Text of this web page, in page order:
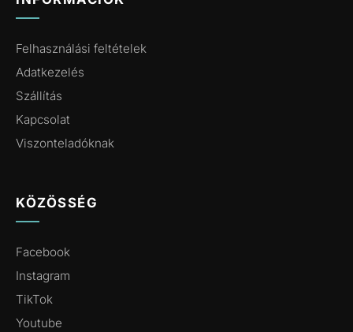
Felhasználási feltételek
Adatkezelés
Szállítás
Kapcsolat
Viszonteladóknak
KÖZÖSSÉG
Facebook
Instagram
TikTok
Youtube